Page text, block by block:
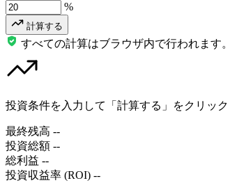
%
計算する
すべての計算はブラウザ内で行われます
投資条件を入力して「計算する」をクリック
最終残高 --
投資総額 --
総利益 --
投資収益率 (ROI) --